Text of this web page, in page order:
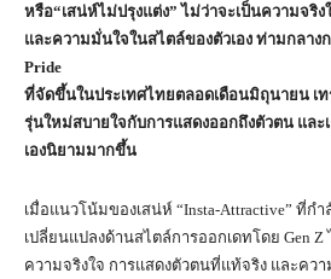
หรือ“เสน่ห์ไม่ปรุงแต่ง” ไม่ว่าจะเป็นความจริง
และความมั่นใจในสไตล์ของตัวเอง ท่ามกลาง
Pride
ที่จัดขึ้นในประเทศไทยตลอดเดือนมิถุนายน เ
รุ่นใหม่สบายใจกับการแสดงออกถึงตัวตน แล
เองนิยามมากขึ้น
เมื่อแนวโน้มของเสน่ห์ “Insta-Attractive” ที่ก
เปลี่ยนแปลงด้านสไตล์การออกเดทโดย Gen
ความจริงใจ การแสดงตัวตนที่แท้จริง และคว